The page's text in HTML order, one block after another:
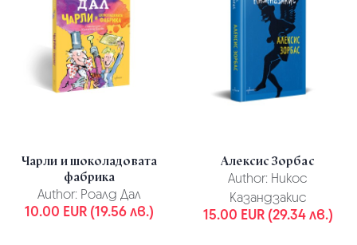
Чарли и шоколадовата
фабрика
Author: Роалд Дал
10.00 EUR (19.56 лв.)
Алексис Зорбас
Author: Никос
Казандзакис
15.00 EUR (29.34 лв.)